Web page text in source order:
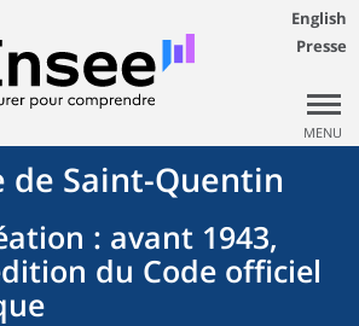
English
Presse
MENU
de Saint-Quentin
: avant 1943,
du Code officiel